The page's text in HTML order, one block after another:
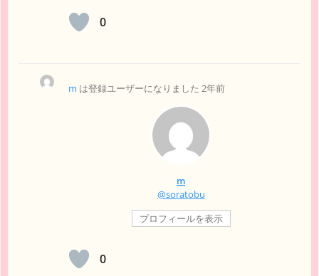
0
m は登録ユーザーになりました 2年前
m
@soratobu
プロフィールを表示
0